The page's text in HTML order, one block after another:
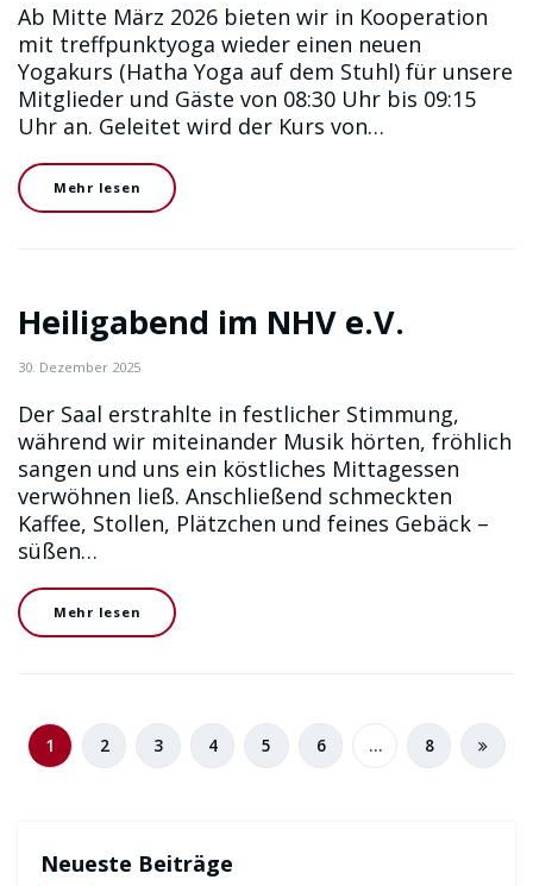
Ab Mitte März 2026 bieten wir in Kooperation
mit treffpunktyoga wieder einen neuen
Yogakurs (Hatha Yoga auf dem Stuhl) für unsere
Mitglieder und Gäste von 08:30 Uhr bis 09:15
Uhr an. Geleitet wird der Kurs von…
Mehr lesen
Heiligabend im NHV e.V.
30. Dezember 2025
Der Saal erstrahlte in festlicher Stimmung,
während wir miteinander Musik hörten, fröhlich
sangen und uns ein köstliches Mittagessen
verwöhnen ließ. Anschließend schmeckten
Kaffee, Stollen, Plätzchen und feines Gebäck –
süßen…
Mehr lesen
1 2 3 4 5 6 … 8
Neueste Beiträge